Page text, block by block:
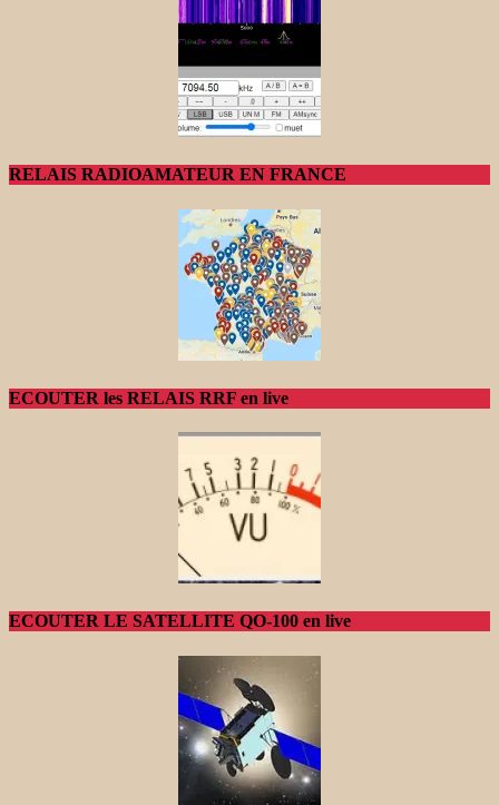
RELAIS RADIOAMATEUR EN FRANCE
ECOUTER les RELAIS RRF en live
ECOUTER LE SATELLITE QO-100 en live